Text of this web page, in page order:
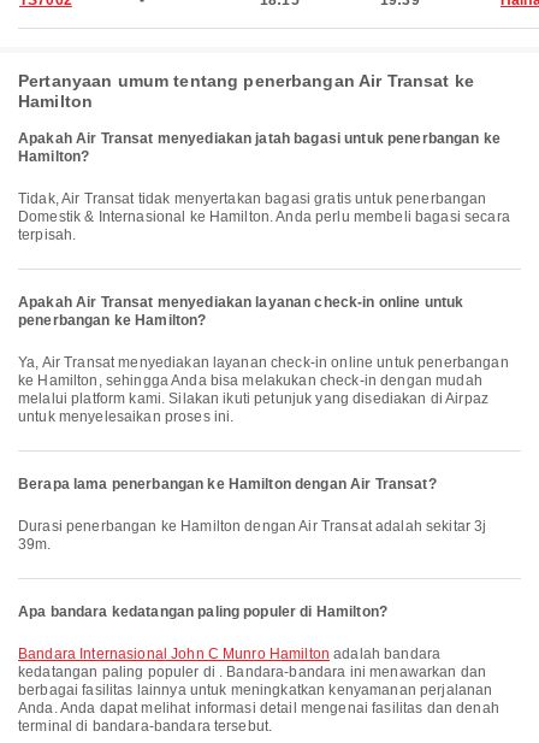
Pertanyaan umum tentang penerbangan Air Transat ke
Hamilton
Apakah Air Transat menyediakan jatah bagasi untuk penerbangan ke
Hamilton?
Tidak, Air Transat tidak menyertakan bagasi gratis untuk penerbangan
Domestik & Internasional ke Hamilton. Anda perlu membeli bagasi secara
terpisah.
Apakah Air Transat menyediakan layanan check-in online untuk
penerbangan ke Hamilton?
Ya, Air Transat menyediakan layanan check-in online untuk penerbangan
ke Hamilton, sehingga Anda bisa melakukan check-in dengan mudah
melalui platform kami. Silakan ikuti petunjuk yang disediakan di Airpaz
untuk menyelesaikan proses ini.
Berapa lama penerbangan ke Hamilton dengan Air Transat?
Durasi penerbangan ke Hamilton dengan Air Transat adalah sekitar 3j
39m.
Apa bandara kedatangan paling populer di Hamilton?
Bandara Internasional John C Munro Hamilton adalah bandara
kedatangan paling populer di . Bandara-bandara ini menawarkan dan
berbagai fasilitas lainnya untuk meningkatkan kenyamanan perjalanan
Anda. Anda dapat melihat informasi detail mengenai fasilitas dan denah
terminal di bandara-bandara tersebut.